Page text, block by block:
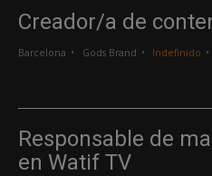
Creador/a de
Barcelona Gods Brand Indefinido
Responsable de
en Watif TV